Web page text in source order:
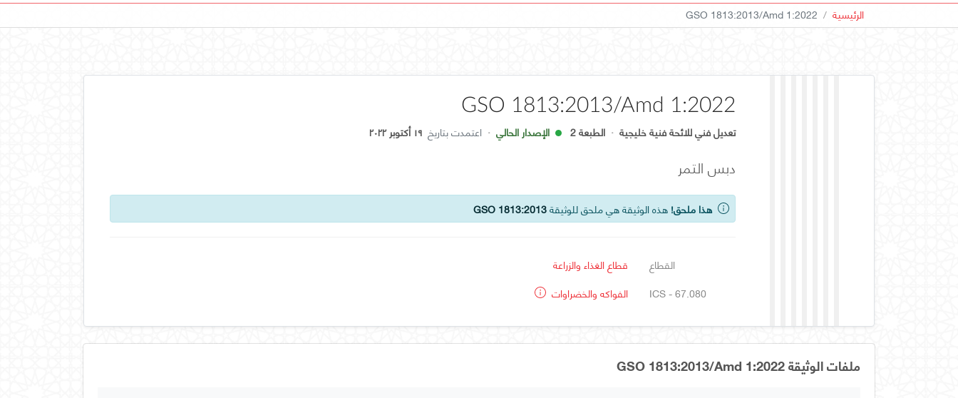
الرئيسية GSO 1813:2013/Amd 1:2022
GSO 1813:2013/Amd 1:2022
تعديل فني للائحة فنية خليجية · الطبعة 2 الإصدار الحالي · اعتمدت بتاريخ ١٩ أكتوبر ٢٠٢٢
دبس التمر
هذا ملحق! هذه الوثيقة هي ملحق للوثيقةGSO 1813:2013
القطاع
قطاع الغذاء والزراعة
ICS - 67.080
الفواكه والخضراوات
ملفات الوثيقة GSO 1813:2013/Amd 1:2022